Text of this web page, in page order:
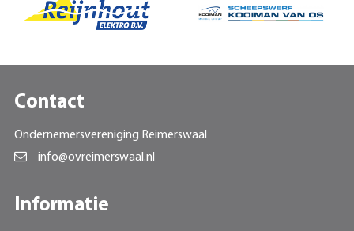
Contact
Ondernemersvereniging Reimerswaal
info@ovreimerswaal.nl
Informatie